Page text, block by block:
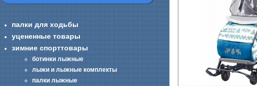
палки для ходьбы
уцененные товары
зимние спорттовары
ботинки лыжные
лыжи и лыжные комплекты
палки лыжные